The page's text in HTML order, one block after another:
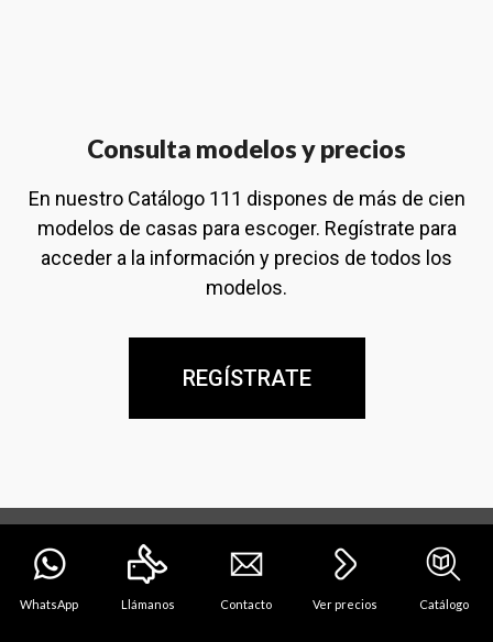
Consulta modelos y precios
En nuestro Catálogo 111 dispones de más de cien
modelos de casas para escoger. Regístrate para
acceder a la información y precios de todos los
modelos.
REGÍSTRATE
WhatsApp Llámanos Contacto Ver precios Catálogo